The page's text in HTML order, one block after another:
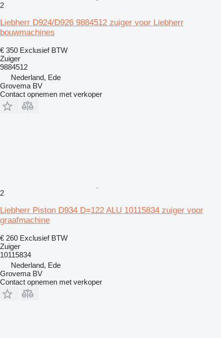
2
Liebherr D924/D926 9884512 zuiger voor Liebherr
bouwmachines
€ 350 Exclusief BTW
Zuiger
9884512
Nederland, Ede
Grovema BV
Contact opnemen met verkoper
2
Liebherr Piston D934 D=122 ALU 10115834 zuiger voor
graafmachine
€ 260 Exclusief BTW
Zuiger
10115834
Nederland, Ede
Grovema BV
Contact opnemen met verkoper